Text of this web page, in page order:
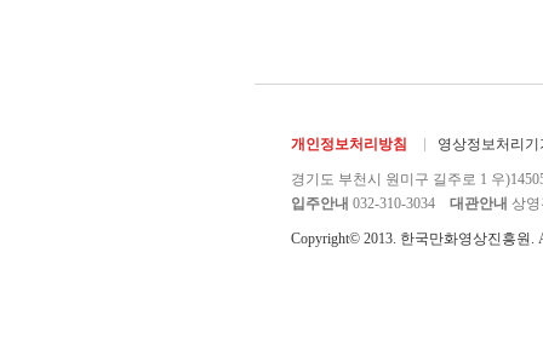
개인정보처리방침 영상정보처리기
경기도 부천시 원미구 길주로 1 우
입주안내 032-310-3034 대관안내 상영
Copyright© 2013. 한국만화영상진흥원.